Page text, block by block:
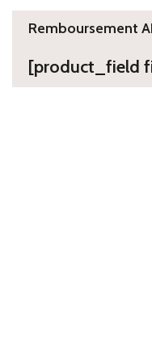
Remboursement
[product_field